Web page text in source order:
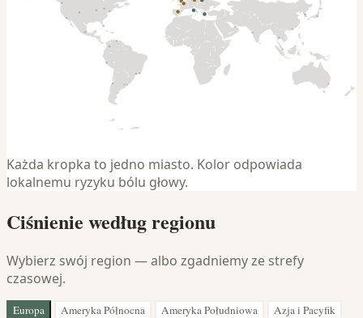
Każda kropka to jedno miasto. Kolor odpowiada
lokalnemu ryzyku bólu głowy.
Ciśnienie według regionu
Wybierz swój region — albo zgadniemy ze strefy
czasowej.
Europa Ameryka Północna Ameryka Południowa Azja i Pacyfik